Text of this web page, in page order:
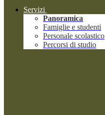
Servizi
Panoramica
Famiglie e studenti
Personale scolastico
Percorsi di studio